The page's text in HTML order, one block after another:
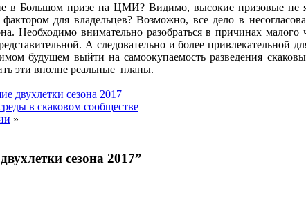
в Большом призе на ЦМИ? Видимо, высокие призовые не
для владельцев? Возможно, все дело в
Необходимо внимательно разобраться в причинах
А следовательно и более привлекательной
будущем выйти на самоокупаемость разведения
эти вполне реальные планы.
двухлетки сезона 2017
в скаковом сообществе
»
сезона 2017”